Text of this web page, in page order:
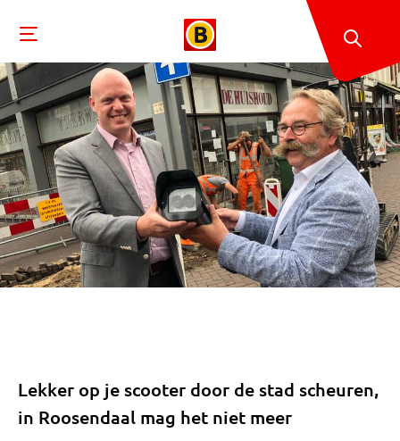
Lekker op je scooter door de stad scheuren,
in Roosendaal mag het niet meer